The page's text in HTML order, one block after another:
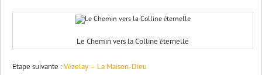
Le Chemin vers la Colline éternelle
Etape suivante :Vézelay – La Maison-Dieu